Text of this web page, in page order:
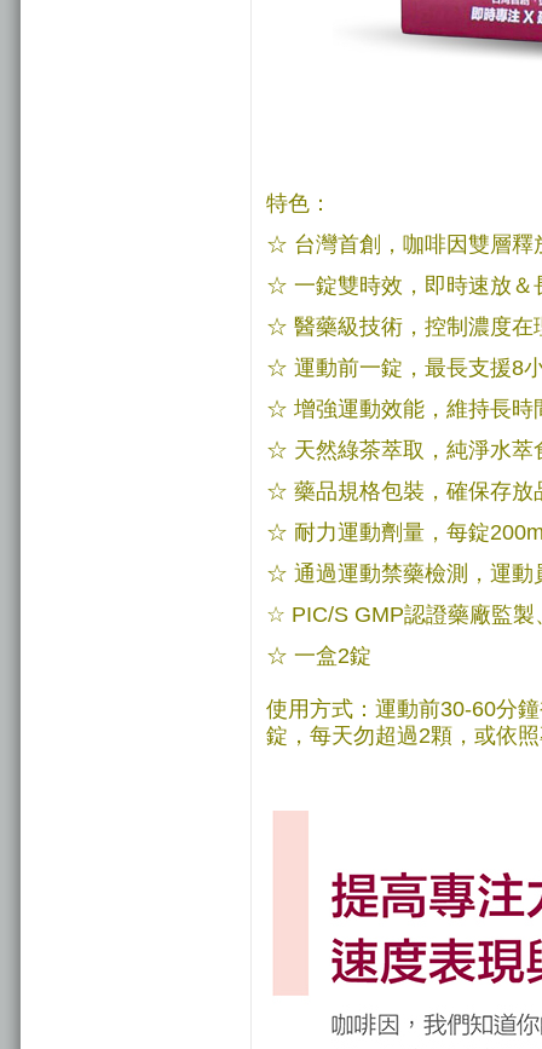
特色：
☆ 台灣首創，咖啡因雙層釋
☆ 一錠雙時效，即時速放＆
☆ 醫藥級技術，控制濃度在
☆ 運動前一錠，最長支援8
☆ 增強運動效能，維持長時
☆ 天然綠茶萃取，純淨水萃
☆ 藥品規格包裝，確保存放
☆ 耐力運動劑量，每錠
☆ 通過運動禁藥檢測，運動
☆ PIC/S GMP認證藥廠監製
☆ 一盒2錠
使用方式：運動前30-60分
錠，每天勿超過2顆，或依